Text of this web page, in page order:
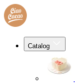
Catalog